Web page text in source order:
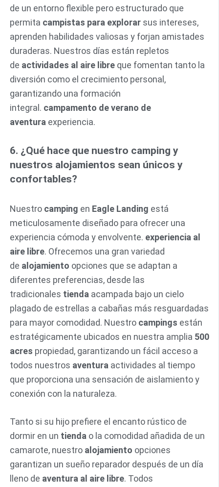
de un entorno flexible pero estructurado que
permita campistas para explorar sus intereses,
aprenden habilidades valiosas y forjan amistades
duraderas. Nuestros días están repletos
de actividades al aire libre que fomentan tanto la
diversión como el crecimiento personal,
garantizando una formación
integral. campamento de verano de
aventura experiencia.
6. ¿Qué hace que nuestro camping y
nuestros alojamientos sean únicos y
confortables?
Nuestro camping en Eagle Landing está
meticulosamente diseñado para ofrecer una
experiencia cómoda y envolvente. experiencia al
aire libre. Ofrecemos una gran variedad
de alojamiento opciones que se adaptan a
diferentes preferencias, desde las
tradicionales tienda acampada bajo un cielo
plagado de estrellas a cabañas más resguardadas
para mayor comodidad. Nuestro campings están
estratégicamente ubicados en nuestra amplia 500
acres propiedad, garantizando un fácil acceso a
todos nuestros aventura actividades al tiempo
que proporciona una sensación de aislamiento y
conexión con la naturaleza.
Tanto si su hijo prefiere el encanto rústico de
dormir en un tienda o la comodidad añadida de un
camarote, nuestro alojamiento opciones
garantizan un sueño reparador después de un día
lleno de aventura al aire libre. Todos